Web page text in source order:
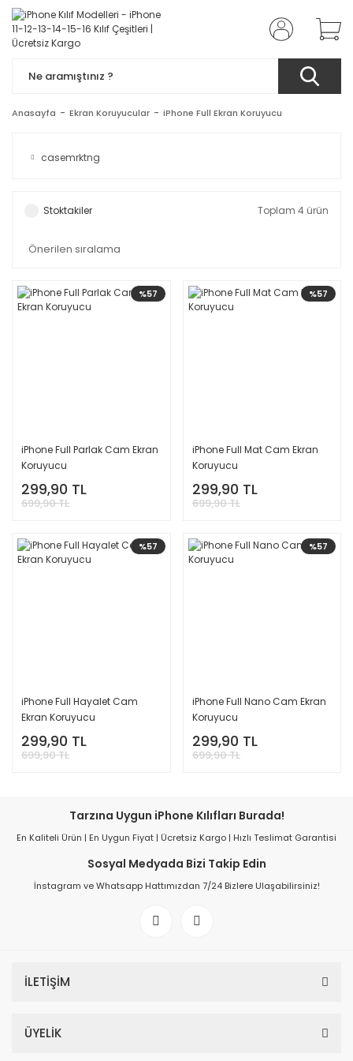
Anasayfa Ekran Koruyucular iPhone Full Ekran Koruyucu
casemrktng
Stoktakiler Toplam 4 ürün
%57
iPhone Full Parlak Cam Ekran
Koruyucu
299,90 TL
699,90 TL
%57
iPhone Full Mat Cam Ekran
Koruyucu
299,90 TL
699,90 TL
%57
iPhone Full Hayalet Cam
Ekran Koruyucu
299,90 TL
699,90 TL
%57
iPhone Full Nano Cam Ekran
Koruyucu
299,90 TL
699,90 TL
Tarzına Uygun iPhone Kılıfları Burada!
En Kaliteli Ürün | En Uygun Fiyat | Ücretsiz Kargo | Hızlı Teslimat Garantisi
Sosyal Medyada Bizi Takip Edin
İnstagram ve Whatsapp Hattımızdan 7/24 Bizlere Ulaşabilirsiniz!
İLETİŞİM
ÜYELİK